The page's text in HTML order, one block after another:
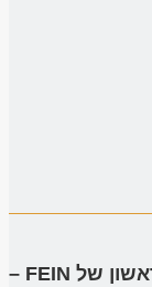
כלי העבודה החשמלי הרב-תכליתי הראשון של FEIN –